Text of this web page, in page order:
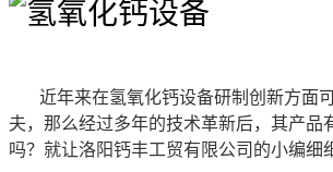
近年来在氢氧化钙设备研制创新方面
夫，那么经过多年的技术革新后，其产品
吗？就让洛阳钙丰工贸有限公司的小编细